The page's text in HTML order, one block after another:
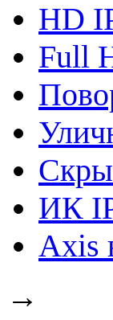
HD
Full
ИК
Axis
→